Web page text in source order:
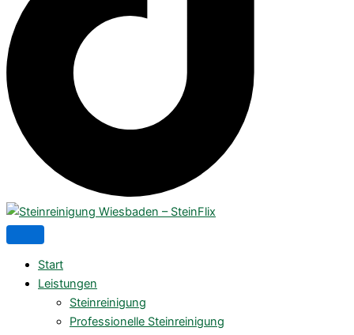
Start
Leistungen
Steinreinigung
Professionelle Steinreinigung